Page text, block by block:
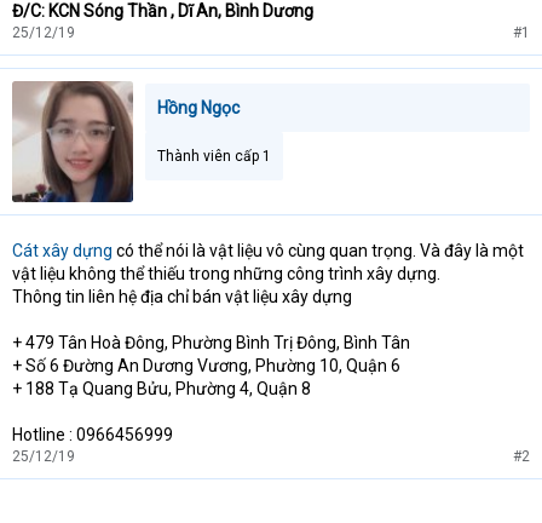
Đ/C: KCN Sóng Thần , Dĩ An, Bình Dương
25/12/19 #1
Hồng Ngọc
Thành viên cấp 1
Cát xây dựng có thể nói là vật liệu vô cùng quan trọng. Và đây là một
vật liệu không thể thiếu trong những công trình xây dựng.
Thông tin liên hệ địa chỉ bán vật liệu xây dựng
+ 479 Tân Hoà Đông, Phường Bình Trị Đông, Bình Tân
+ Số 6 Đường An Dương Vương, Phường 10, Quận 6
+ 188 Tạ Quang Bửu, Phường 4, Quận 8
Hotline : 0966456999
25/12/19 #2